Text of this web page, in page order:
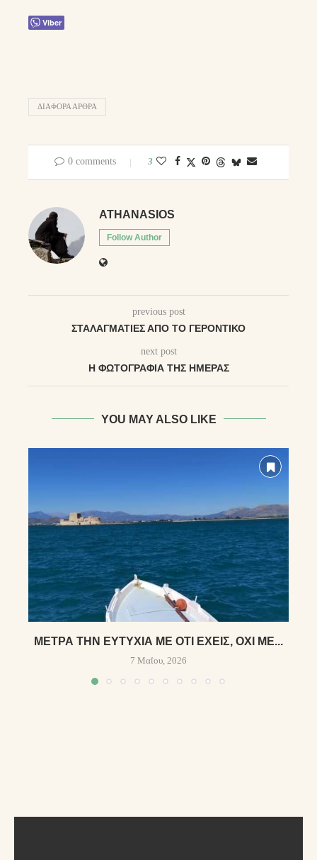
Viber
ΔΙΑΦΟΡΑ ΑΡΘΡΑ
0 comments 3
ATHANASIOS
Follow Author
previous post
ΣΤΑΛΑΓΜΑΤΙΈΣ ΑΠΌ ΤΟ ΓΕΡΟΝΤΙΚΌ
next post
Η ΦΩΤΟΓΡΑΦΊΑ ΤΗΣ ΗΜΈΡΑΣ
YOU MAY ALSO LIKE
ΜΈΤΡΑ ΤΗΝ ΕΥΤΥΧΊΑ ΜΕ ΌΤΙ ΈΧΕΙΣ, ΌΧΙ ΜΕ...
7 Μαΐου, 2026